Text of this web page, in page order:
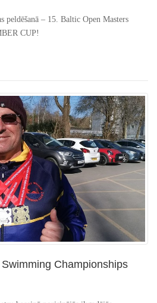
peldēšanā – 15. Baltic Open Masters
CUP!
Championships